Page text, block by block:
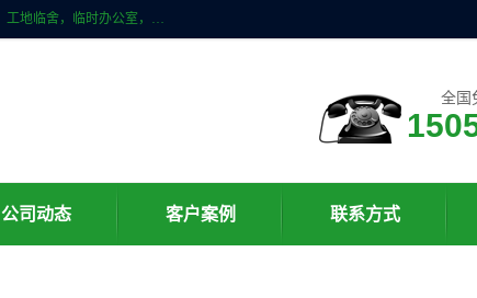
山东滨州科宇钢构工程有限公司是一家专业生产安装钢结构，彩钢房，活动房。主要产品有：彩钢房，活动房，彩钢围挡，工地临舍，临时办公室，民用建筑等生成安装；我们一贯坚持；诚信经营，薄利多销的经营理念。愿与广大的新老客户共创美好未来
全国
公司动态 客户案例 联系方式